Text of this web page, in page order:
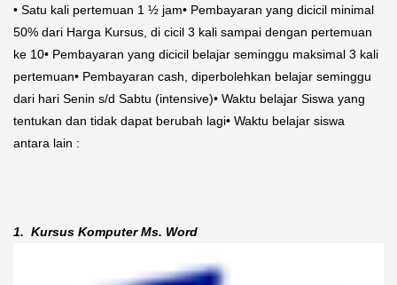
• Satu kali pertemuan 1 ½ jam• Pembayaran yang dicicil minimal
50% dari Harga Kursus, di cicil 3 kali sampai dengan pertemuan
ke 10• Pembayaran yang dicicil belajar seminggu maksimal 3 kali
pertemuan• Pembayaran cash, diperbolehkan belajar seminggu
dari hari Senin s/d Sabtu (intensive)• Waktu belajar Siswa yang
tentukan dan tidak dapat berubah lagi• Waktu belajar siswa
antara lain :
1. Kursus Komputer Ms. Word